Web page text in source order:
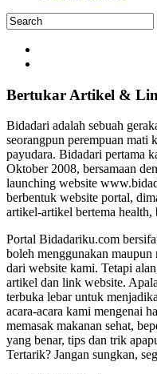
Bertukar Artikel &
Bidadari adalah sebuah
seorangpun perempuan mati
payudara. Bidadari pertama
Oktober 2008, bersamaan
launching website
berbentuk website portal,
artikel-artikel bertema health,
Portal Bidadariku.com
boleh menggunakan
dari website kami. Tetapi
artikel dan link website.
terbuka lebar untuk
acara-acara kami mengenai
memasak makanan sehat,
yang benar, tips dan trik
Tertarik? Jangan sungkan,